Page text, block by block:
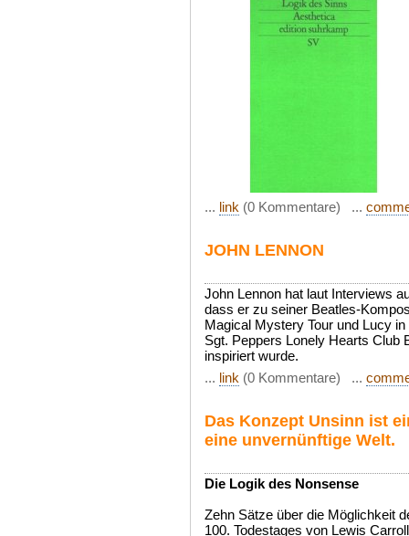
... link (0 Kommentare) ...
JOHN LENNON
John Lennon hat laut Interviews
dass er zu seiner Beatles-
Magical Mystery Tour und Lucy
Sgt. Peppers Lonely Hearts Club
inspiriert wurde.
... link (0 Kommentare) ...
Das Konzept Unsinn ist
eine unvernünftige Welt.
Die Logik des Nonsense
Zehn Sätze über die Möglichkeit
100. Todestages von Lewis